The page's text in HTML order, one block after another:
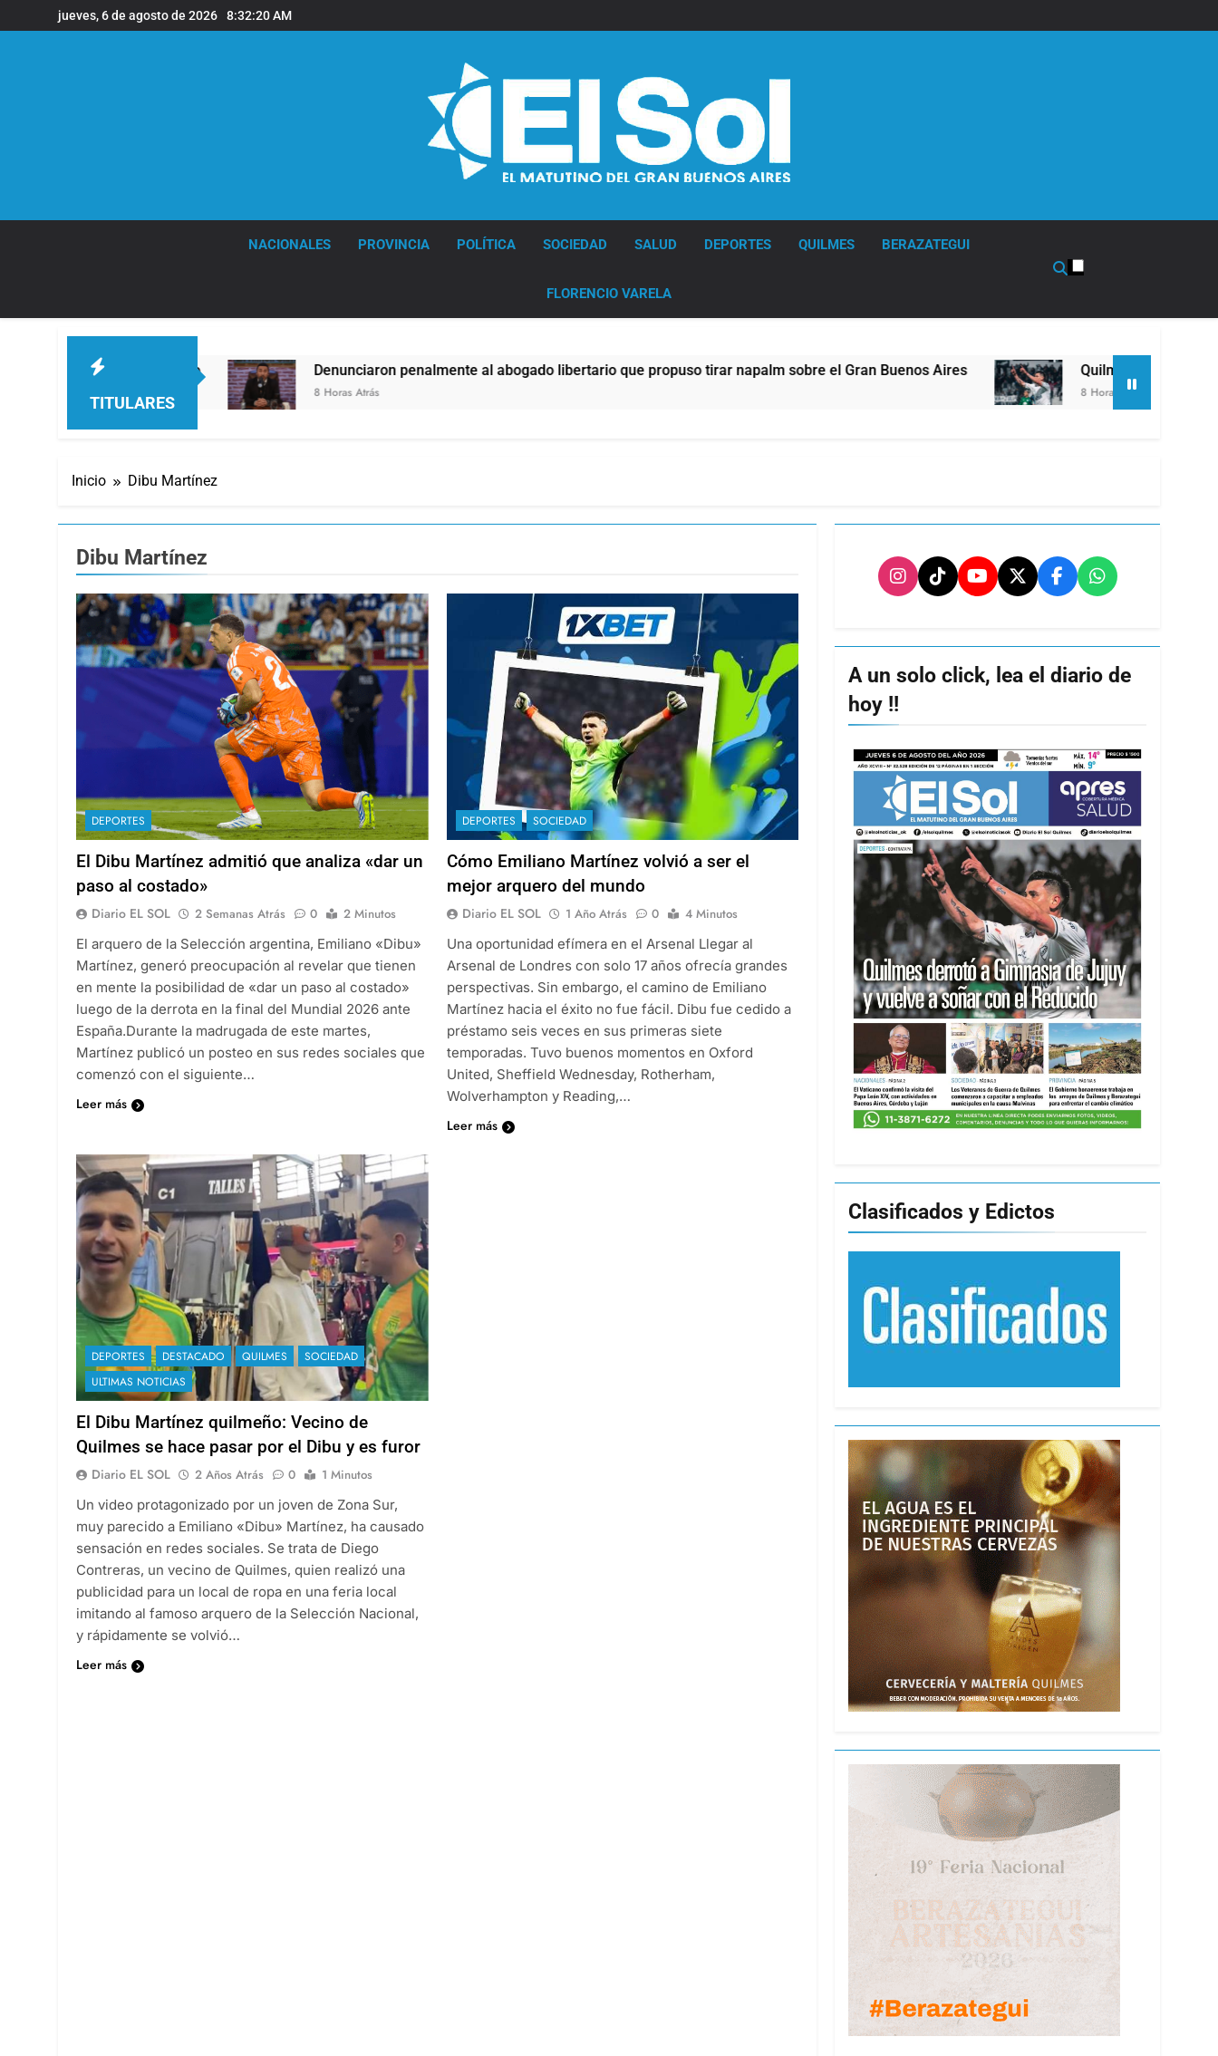
al
jueves, 6 de agosto de 2026 8:32:21 AM
NACIONALES PROVINCIA POLÍTICA SOCIEDAD SALUD DEPORTES QUILMES BERAZATEGUI
FLORENCIO VARELA
TITULARES
Denunciaron penalmente al abogado libertario que propuso tirar napalm sobre el Gran Buenos Aires
8 Horas Atrás
Quilmes derrotó 2-0 al líder Gimnasia de
8 Horas Atrás
Inicio Dibu Martínez
Dibu Martínez
DEPORTES
El Dibu Martínez admitió que analiza «dar un
paso al costado»
Diario EL SOL 2 Semanas Atrás 0
2 Minutos
El arquero de la Selección argentina, Emiliano «Dibu»
Martínez, generó preocupación al revelar que tienen
en mente la posibilidad de «dar un paso al costado»
luego de la derrota en la final del Mundial 2026 ante
España.Durante la madrugada de este martes,
Martínez publicó un posteo en sus redes sociales que
comenzó con el siguiente…
Leer más
DEPORTES SOCIEDAD
Cómo Emiliano Martínez volvió a ser el
mejor arquero del mundo
Diario EL SOL 1 Año Atrás 0
4 Minutos
Una oportunidad efímera en el Arsenal Llegar al
Arsenal de Londres con solo 17 años ofrecía grandes
perspectivas. Sin embargo, el camino de Emiliano
Martínez hacia el éxito no fue fácil. Dibu fue cedido a
préstamo seis veces en sus primeras siete
temporadas. Tuvo buenos momentos en Oxford
United, Sheffield Wednesday, Rotherham,
Wolverhampton y Reading,…
Leer más
DEPORTES DESTACADO QUILMES
SOCIEDAD
ULTIMAS NOTICIAS
El Dibu Martínez quilmeño: Vecino de
Quilmes se hace pasar por el Dibu y es furor
Diario EL SOL 2 Años Atrás 0
1 Minutos
Un video protagonizado por un joven de Zona Sur,
muy parecido a Emiliano «Dibu» Martínez, ha causado
sensación en redes sociales. Se trata de Diego
Contreras, un vecino de Quilmes, quien realizó una
publicidad para un local de ropa en una feria local
imitando al famoso arquero de la Selección Nacional,
y rápidamente se volvió…
Leer más
A un solo click, lea el diario de
hoy !!
Clasificados y Edictos